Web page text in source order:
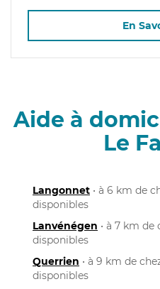
En
Aide à
Le
Langonnet • à 6 km de
disponibles
Lanvénégen • à 7 km de
disponibles
Querrien • à 9 km de
disponibles